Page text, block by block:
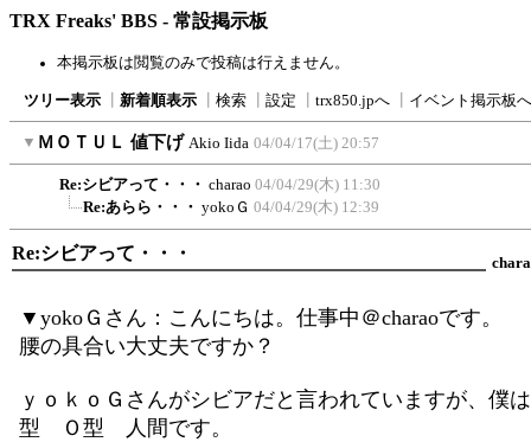
TRX Freaks' BBS - 常設掲示板
本掲示板は閲覧のみで投稿は行えません。
ツリー表示 新着順表示 検索 設定 trx850.jpへ イベント掲示板へ
▼ ＭＯＴＵＬ 値下げ Akio Iida 04/04/17(土) 20:57
Re:シビアって・・・ charao 04/04/29(木) 11:30
Re:あらら・・・ yokoＧ 04/04/29(木) 12:39
Re:シビアって・・・
▼yokoＧさん：こんにちは。仕事中＠charaoです。
腰の具合い大丈夫ですか？
ｙｏｋｏＧさんがシビアだと言われていますが、僕
型 Ｏ型 人間です。